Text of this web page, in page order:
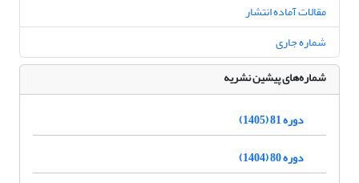
مقالات آماده انتشار
شماره جاری
شماره‌های پیشین نشریه
دوره 81 (1405)
دوره 80 (1404)